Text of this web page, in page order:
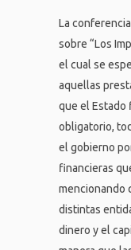
La
sobre “Los
el cual se
aquellas
que el Estado
obligatorio,
el gobierno
financieras
mencionando
distintas
dinero y el